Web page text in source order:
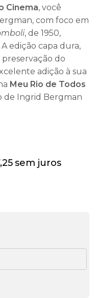
Cinema, você
com foco em
, de 1950,
edição capa dura,
do
adição à sua
Meu Rio de Todos
de Ingrid Bergman
sem juros